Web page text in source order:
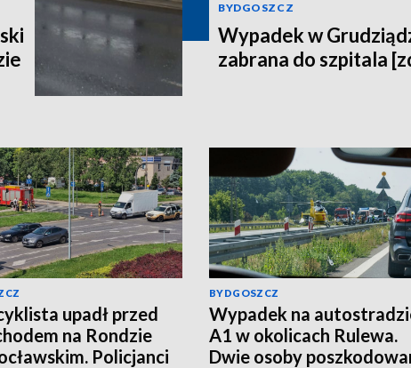
BYDGOSZCZ
Wypadek w
zabrana do szpitala
upadł przed
na Rondzie
Policjanci
BYDGOSZCZ
Wypadek na
A1 w okolicach Rulewa.
Dwie osoby